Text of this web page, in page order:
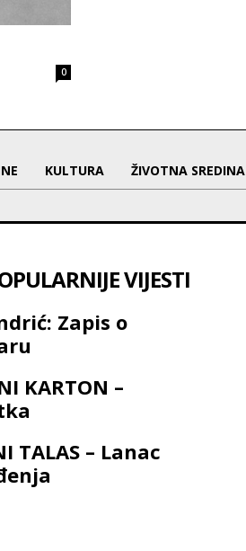
0
KULTURA ŽIVOTNA SREDINA
VIJESTI
Zapis o
KARTON –
TALAS – Lanac